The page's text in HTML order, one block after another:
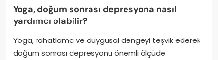
Yoga, doğum sonrası depresyona nasıl
yardımcı olabilir?
Yoga, rahatlama ve duygusal dengeyi teşvik ederek
doğum sonrası depresyonu önemli ölçüde